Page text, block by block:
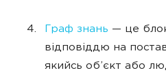
Граф знань — це
відповіддю на
якийсь об’єкт або